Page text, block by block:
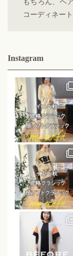
コーディネー
Instagram